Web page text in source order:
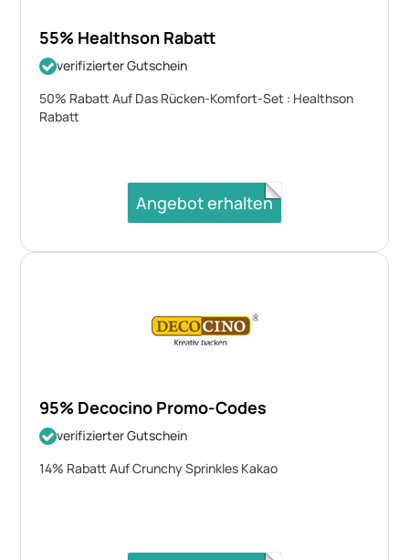
55% Healthson Rabatt
verifizierter Gutschein
50% Rabatt Auf Das Rücken-Komfort-Set : Healthson
Rabatt
Angebot erhalten
95% Decocino Promo-Codes
verifizierter Gutschein
14% Rabatt Auf Crunchy Sprinkles Kakao